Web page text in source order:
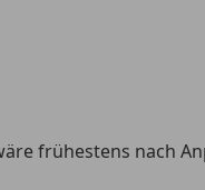
frühestens nach